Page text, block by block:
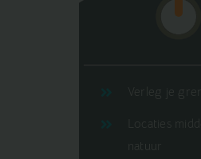
Verleg je